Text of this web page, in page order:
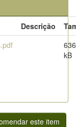
Descrição
kB
este item